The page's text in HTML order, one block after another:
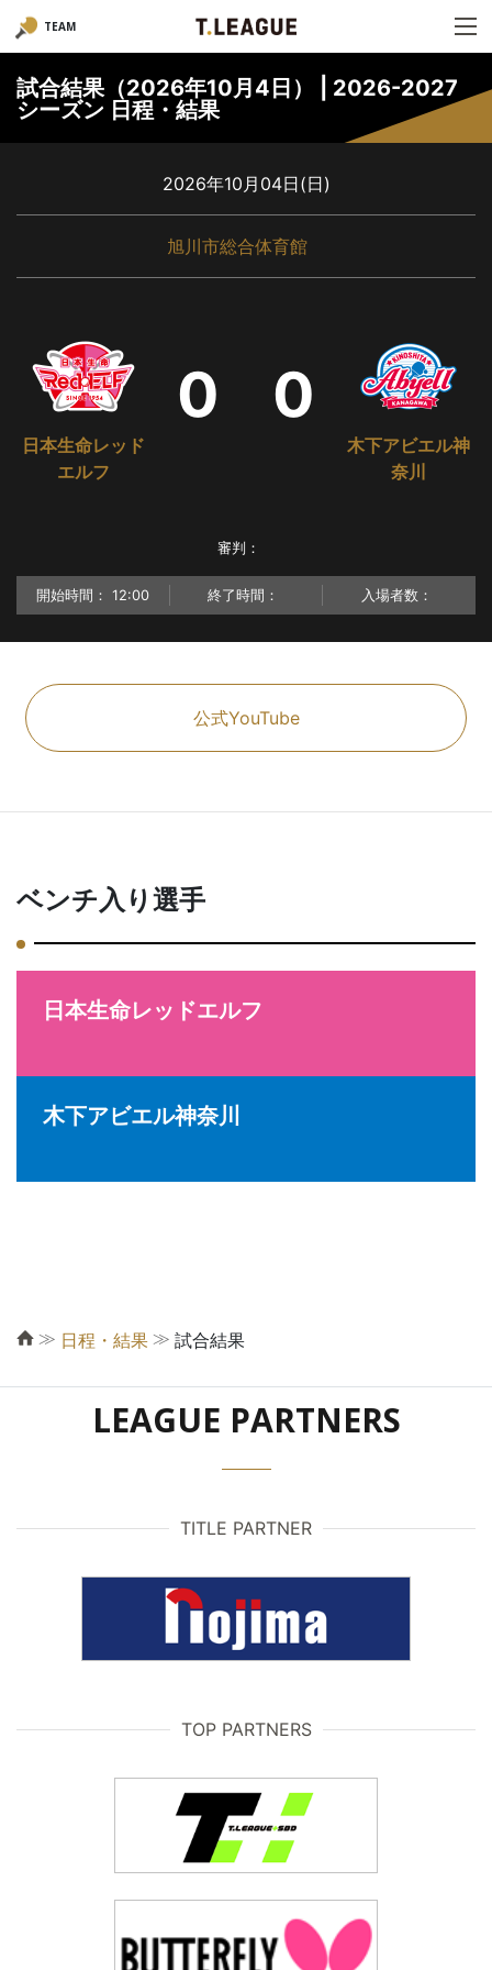
TEAM
試合結果（2026年10月4日） | 2026-2027
シーズン 日程・結果
2026年10月04日(日)
旭川市総合体育館
日本生命レッド
エルフ
0
木下アビエル神
奈川
0
審判：
開始時間： 12:00 終了時間： 入場者数：
公式YouTube
ベンチ入り選手
日本生命レッドエルフ
木下アビエル神奈川
≫ 日程・結果 ≫ 試合結果
LEAGUE PARTNERS
TITLE PARTNER
TOP PARTNERS